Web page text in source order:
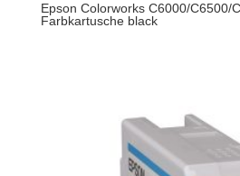
Epson Colorworks C6000/C6500/
Farbkartusche black